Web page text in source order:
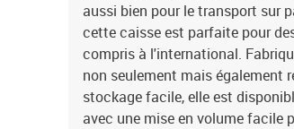
aussi bien pour le transport sur
cette caisse est parfaite pour
compris à l'international.
non seulement mais également
stockage facile, elle est
avec une mise en volume facile